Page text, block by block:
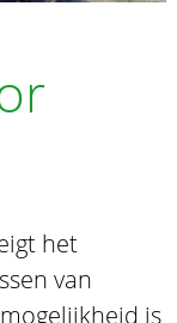
het
van
is